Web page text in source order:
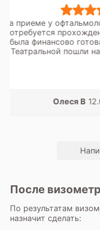
что
Не
на
После
По результатам
назначит сделать: